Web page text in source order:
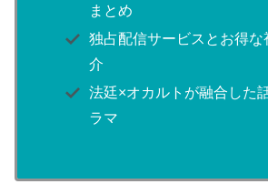
まとめ
独占配信サービスとお得な
介
法廷×オカルトが融合した
ラマ